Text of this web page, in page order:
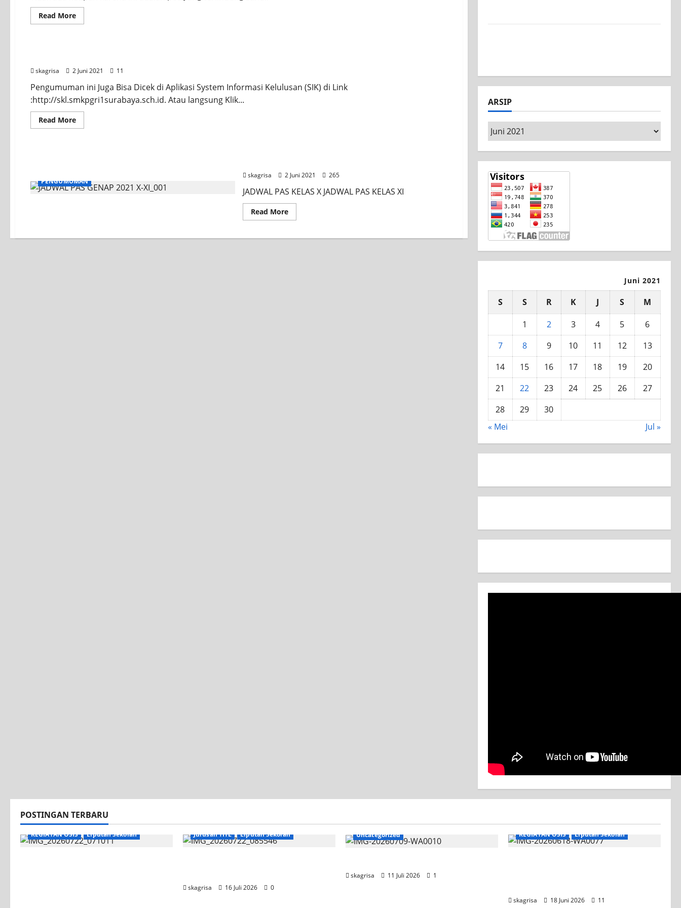
Read More
skagrisa 2 Juni 2021 11
Pengumuman ini Juga Bisa Dicek di Aplikasi System Informasi Kelulusan (SIK) di Link
:http://skl.smkpgri1surabaya.sch.id. Atau langsung Klik...
Read More
PENGUMUMAN
skagrisa 2 Juni 2021 265
JADWAL PAS KELAS X JADWAL PAS KELAS XI
Read More
ARSIP
Juni 2021
S S R K J S
M
1
2 3 4 5
6
7
8 9 10 11 12
13
14
15 16 17 18 19
20
21
22 23 24 25 26
27
28
29
30
« Mei
Jul »
POSTINGAN TERBARU
KEGIATAN OSIS Liputan Sekolah Jurusan TITL Liputan Sekolah
skagrisa 16 Juli 2026 0
Uncategorized
skagrisa 11 Juli 2026 1
KEGIATAN OSIS Liputan Sekolah
skagrisa 18 Juni 2026 11